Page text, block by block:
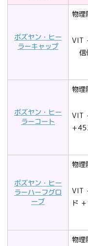
ボズヤン・ヒー
ラーキャップ
物
VIT
信
ボズヤン・ヒー
ラーコート
物
VIT
ボズヤン・ヒー
ラーハーフグロ
ーブ
物
VIT
ド
物